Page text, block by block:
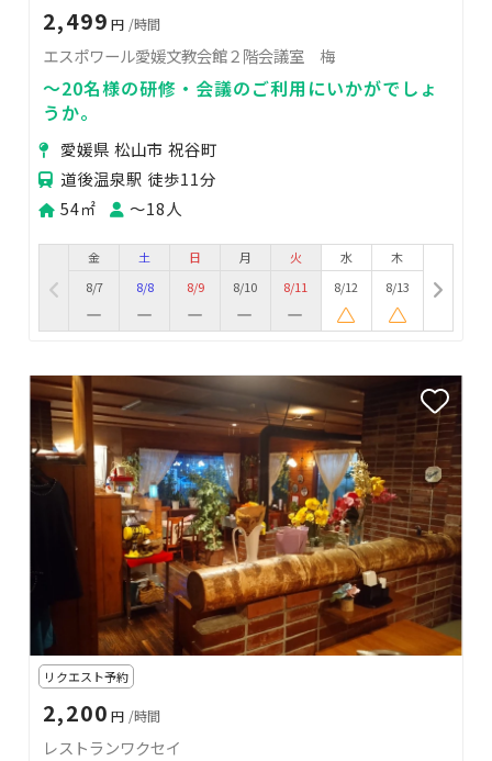
2,499 円 /時間
エスポワール愛媛文教会館２階会議室 梅
～20名様の研修・会議のご利用にいかがでしょ
うか。
愛媛県 松山市 祝谷町
道後温泉駅 徒歩11分
54㎡
〜18人
金
8/7
土
8/8
日
8/9
月
8/10
火
8/11
水
8/12
木
8/13
リクエスト予約
2,200 円 /時間
レストランワクセイ